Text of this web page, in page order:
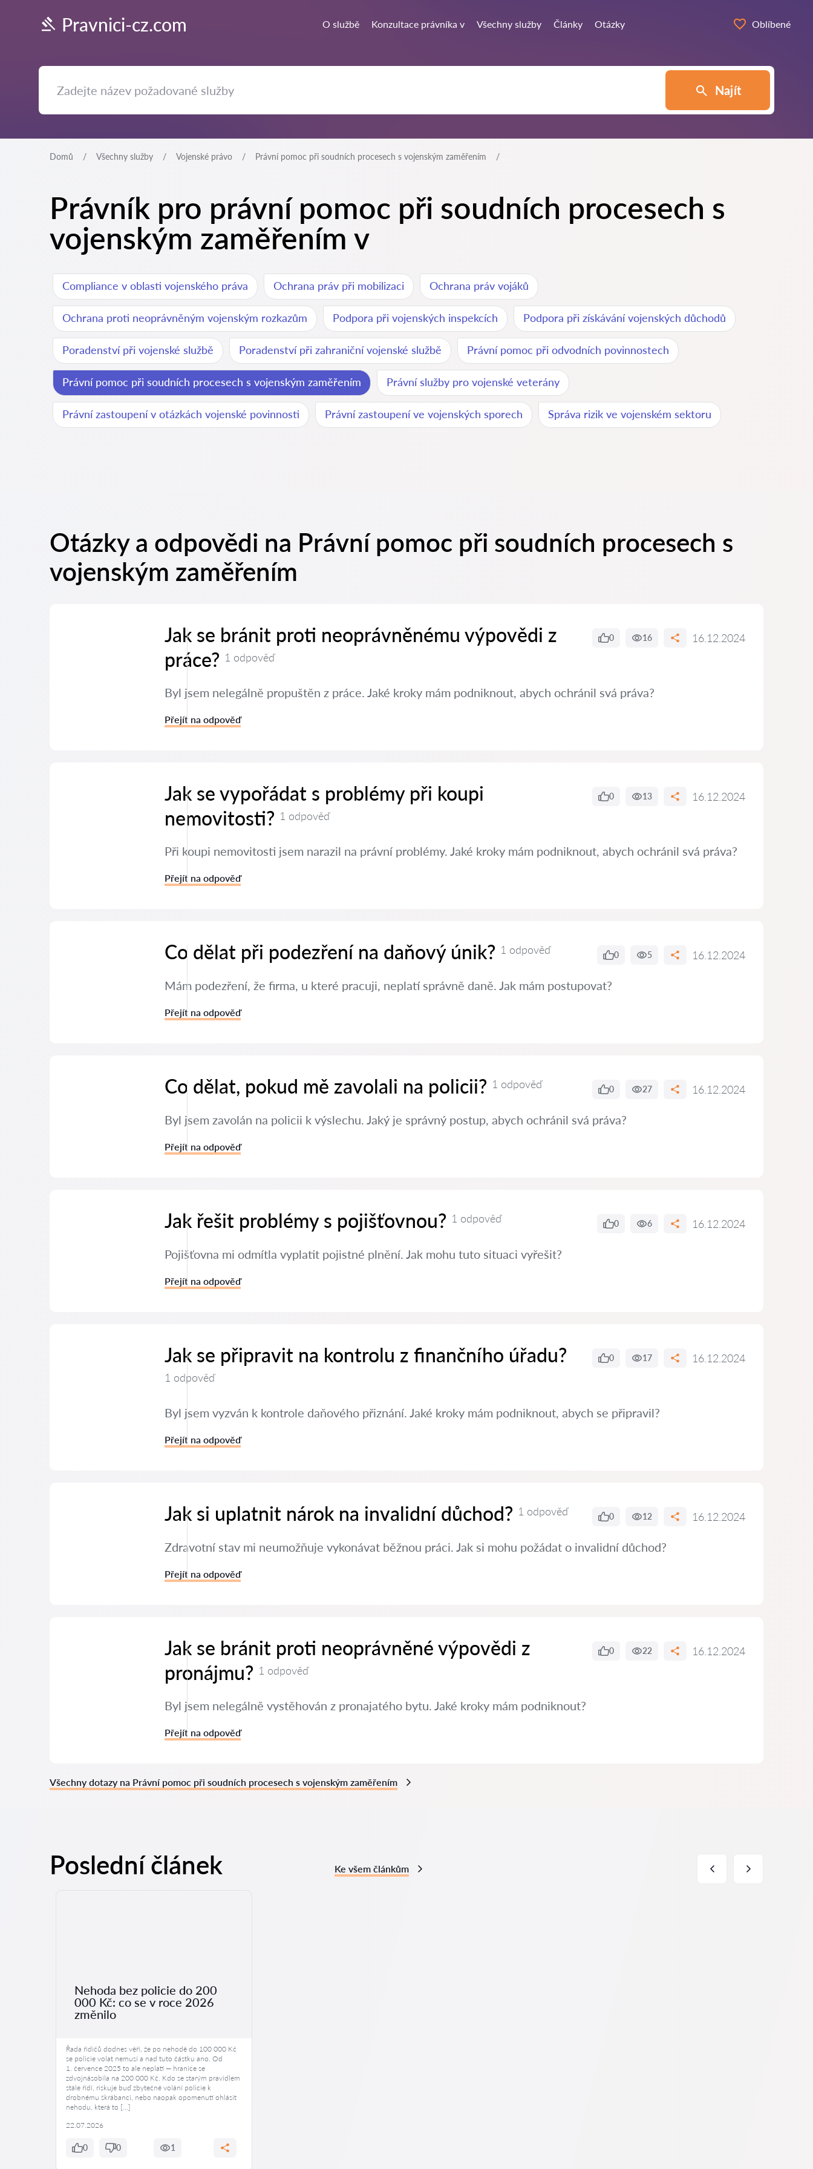
Pravnici-cz.com O službě Konzultace právníka v Všechny služby Články Otázky Oblíbené
Najít
Domů Všechny služby Vojenské právo Právní pomoc při soudních procesech s vojenským zaměřením
Právník pro právní pomoc při soudních procesech s
vojenským zaměřením v
Compliance v oblasti vojenského práva Ochrana práv při mobilizaci Ochrana práv vojáků
Ochrana proti neoprávněným vojenským rozkazům Podpora při vojenských inspekcích Podpora při získávání vojenských důchodů
Poradenství při vojenské službě Poradenství při zahraniční vojenské službě Právní pomoc při odvodních povinnostech
Právní pomoc při soudních procesech s vojenským zaměřením Právní služby pro vojenské veterány
Právní zastoupení v otázkách vojenské povinnosti Právní zastoupení ve vojenských sporech Správa rizik ve vojenském sektoru
Otázky a odpovědi na Právní pomoc při soudních procesech s
vojenským zaměřením
Jak se bránit proti neoprávněnému výpovědi z
práce? 1 odpověď
0 16 16.12.2024
Byl jsem nelegálně propuštěn z práce. Jaké kroky mám podniknout, abych ochránil svá práva?
Přejít na odpověď
Jak se vypořádat s problémy při koupi
nemovitosti? 1 odpověď
0 13 16.12.2024
Při koupi nemovitosti jsem narazil na právní problémy. Jaké kroky mám podniknout, abych ochránil svá práva?
Přejít na odpověď
Co dělat při podezření na daňový únik? 1 odpověď 0 5 16.12.2024
Mám podezření, že firma, u které pracuji, neplatí správně daně. Jak mám postupovat?
Přejít na odpověď
Co dělat, pokud mě zavolali na policii? 1 odpověď 0 27 16.12.2024
Byl jsem zavolán na policii k výslechu. Jaký je správný postup, abych ochránil svá práva?
Přejít na odpověď
Jak řešit problémy s pojišťovnou? 1 odpověď 0 6 16.12.2024
Pojišťovna mi odmítla vyplatit pojistné plnění. Jak mohu tuto situaci vyřešit?
Přejít na odpověď
Jak se připravit na kontrolu z finančního úřadu?
1 odpověď
0 17 16.12.2024
Byl jsem vyzván k kontrole daňového přiznání. Jaké kroky mám podniknout, abych se připravil?
Přejít na odpověď
Jak si uplatnit nárok na invalidní důchod? 1 odpověď 0 12 16.12.2024
Zdravotní stav mi neumožňuje vykonávat běžnou práci. Jak si mohu požádat o invalidní důchod?
Přejít na odpověď
Jak se bránit proti neoprávněné výpovědi z
pronájmu? 1 odpověď
0 22 16.12.2024
Byl jsem nelegálně vystěhován z pronajatého bytu. Jaké kroky mám podniknout?
Přejít na odpověď
Všechny dotazy na Právní pomoc při soudních procesech s vojenským zaměřením
Poslední článek Ke všem článkům
Nehoda bez policie do 200
000 Kč: co se v roce 2026
změnilo
Řada řidičů dodnes věří, že po nehodě do 100 000 Kč
se policie volat nemusí a nad tuto částku ano. Od
1. července 2025 to ale neplatí — hranice se
zdvojnásobila na 200 000 Kč. Kdo se starým pravidlem
stále řídí, riskuje buď zbytečné volání policie k
drobnému škrábanci, nebo naopak opomenutí ohlásit
nehodu, která to […]
22.07.2026
0 0 1